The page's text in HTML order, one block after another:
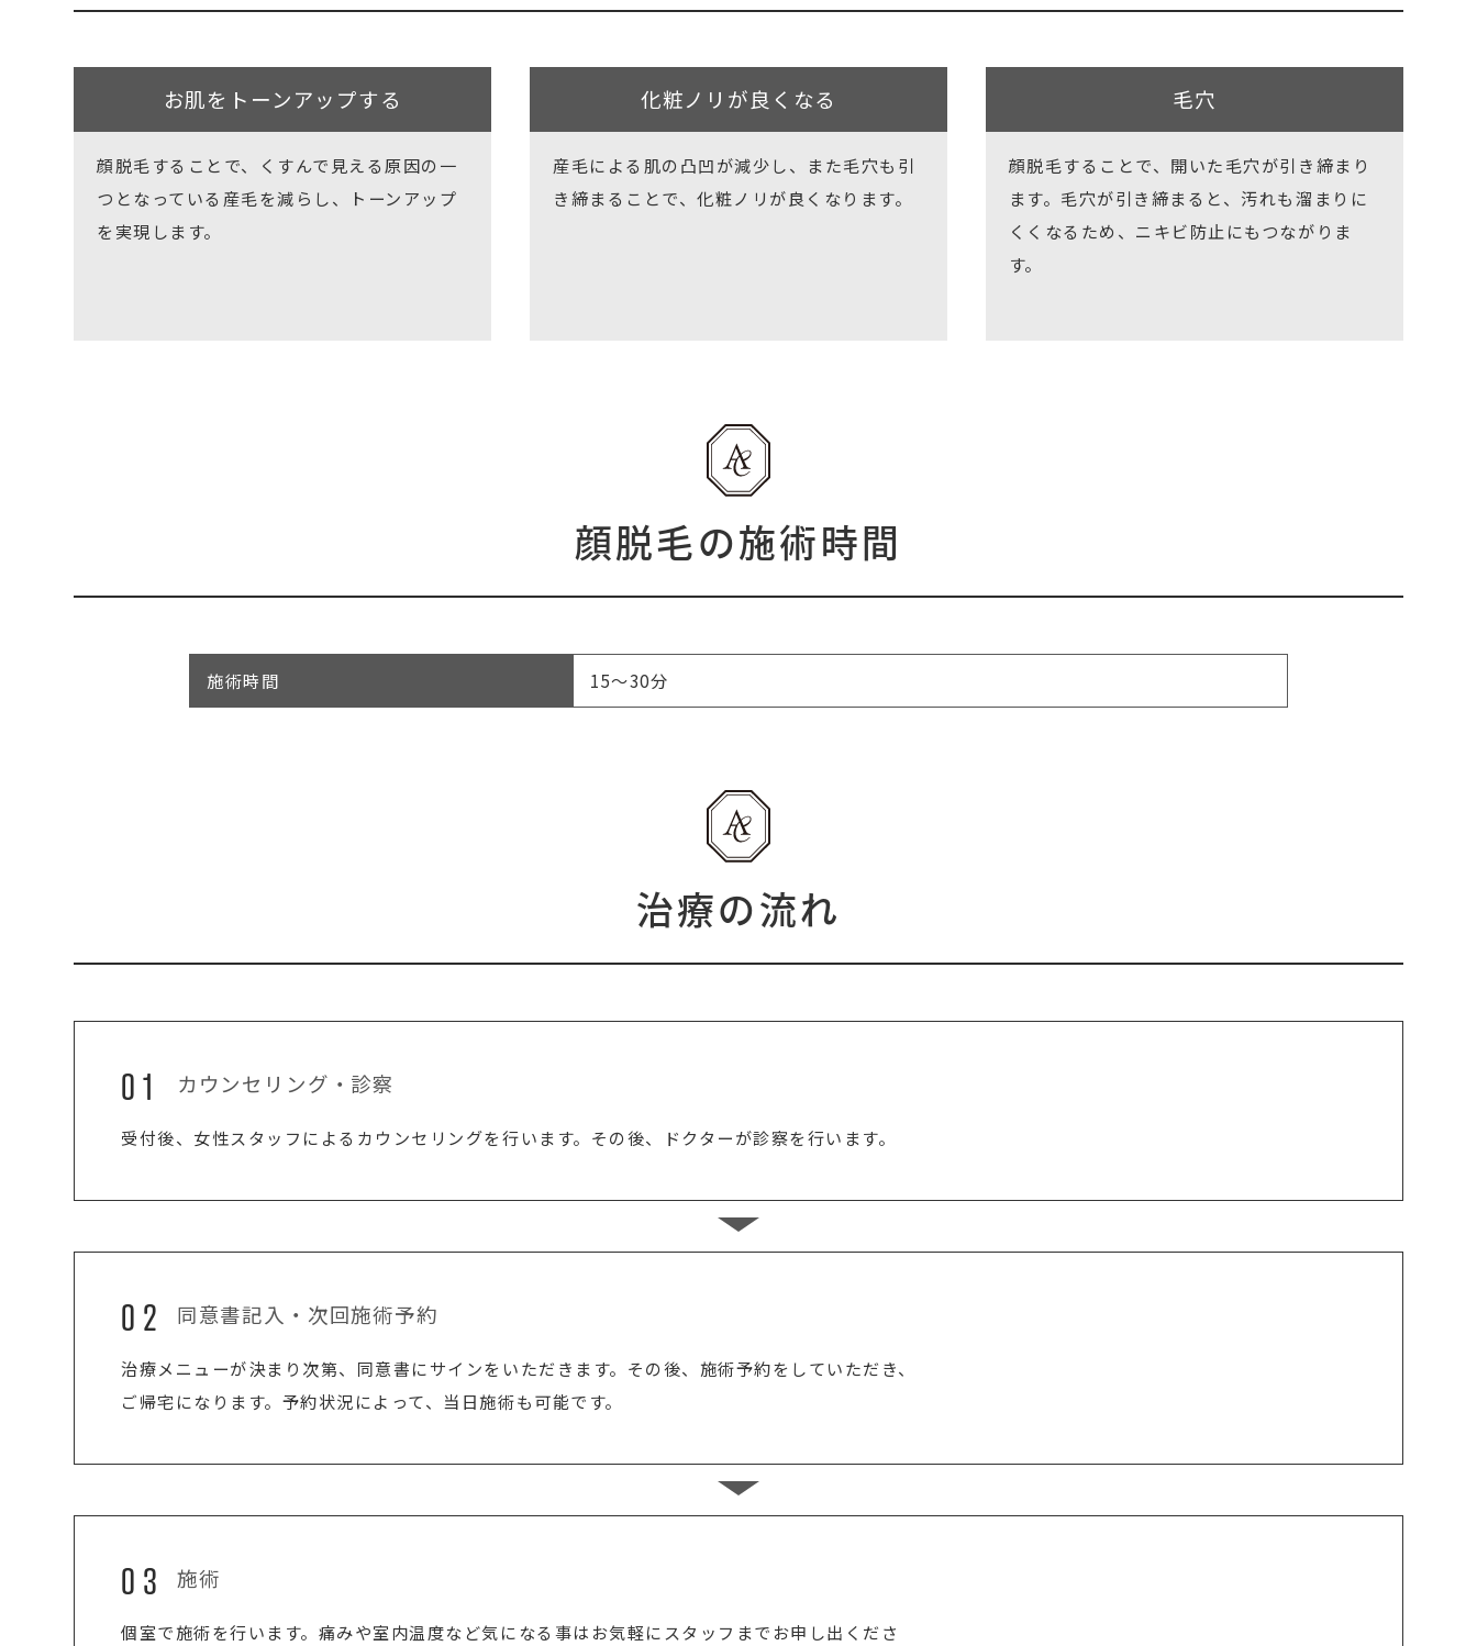
お肌をトーンアップする
顔脱毛することで、くすんで見える原因の一
つとなっている産毛を減らし、トーンアップ
を実現します。
化粧ノリが良くなる
産毛による肌の凸凹が減少し、また毛穴も引
き締まることで、化粧ノリが良くなります。
毛穴
顔脱毛することで、開いた毛穴が引き締まり
ます。毛穴が引き締まると、汚れも溜まりに
くくなるため、ニキビ防止にもつながりま
す。
顔脱毛の施術時間
施術時間 15～30分
治療の流れ
01 カウンセリング・診察
受付後、女性スタッフによるカウンセリングを行います。その後、ドクターが診察を行います。
02 同意書記入・次回施術予約
治療メニューが決まり次第、同意書にサインをいただきます。その後、施術予約をしていただき、
ご帰宅になります。予約状況によって、当日施術も可能です。
03 施術
個室で施術を行います。痛みや室内温度など気になる事はお気軽にスタッフまでお申し出くださ